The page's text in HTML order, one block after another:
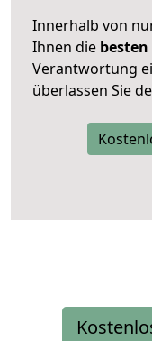
Innerhalb von
Ihnen die
Verantwortung
überlassen Sie